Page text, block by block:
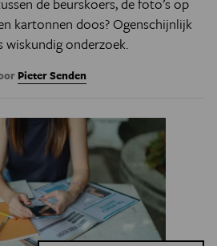
kartonnen doos? Ogenschijnlijk
onderzoek.
Pieter Senden